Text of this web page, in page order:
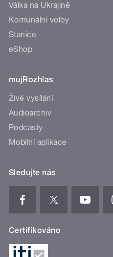
Válka na Ukrajině
Komunální volby
Stanice
eShop
mujRozhlas
Živé vysílání
Audioarchiv
Podcasty
Mobilní aplikace
Sledujte nás
Certifikováno